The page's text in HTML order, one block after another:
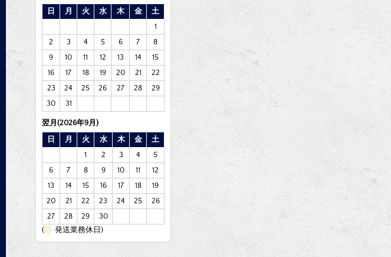
日
月 火 水 木 金
土
1
2
3 4 5 6 7
8
9
10 11 12 13 14
15
16
17 18 19 20 21
22
23
24 25 26 27 28
29
30
31
翌月(2026年9月)
日
月 火 水 木 金
土
1
2 3 4
5
6
7 8 9 10 11
12
13
14 15 16 17 18
19
20
21 22 23 24 25
26
27
28 29
30
(
発送業務休日)